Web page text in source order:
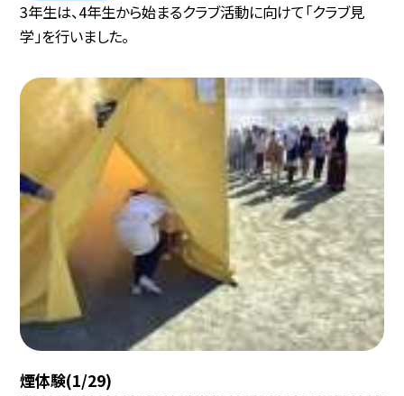
3年生は、4年生から始まるクラブ活動に向けて「クラブ見
学」を行いました。
煙体験(1/29)